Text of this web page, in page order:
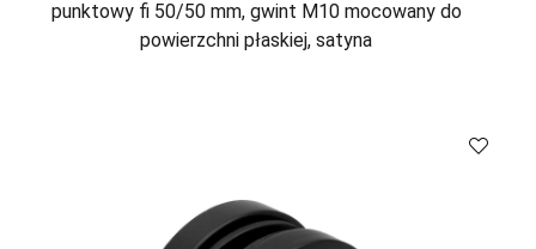
punktowy fi 50/50 mm, gwint M10 mocowany do
powierzchni płaskiej, satyna